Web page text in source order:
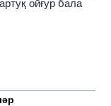
ойғур бала